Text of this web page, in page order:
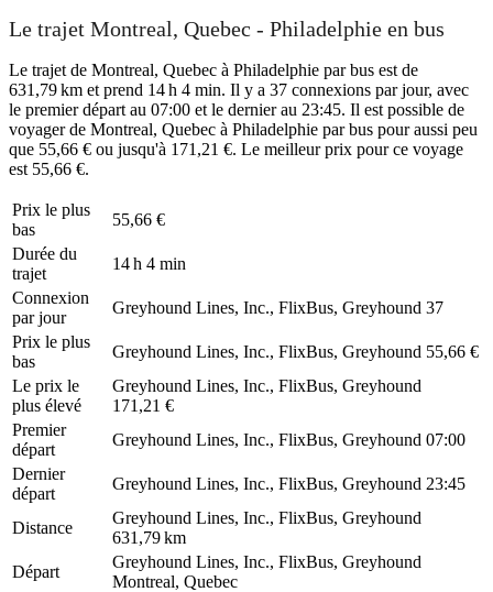
Le trajet Montreal, Quebec - Philadelphie en bus
Le trajet de Montreal, Quebec à Philadelphie par bus est de
631,79 km et prend 14 h 4 min. Il y a 37 connexions par jour, avec
le premier départ au 07:00 et le dernier au 23:45. Il est possible de
voyager de Montreal, Quebec à Philadelphie par bus pour aussi peu
que 55,66 € ou jusqu'à 171,21 €. Le meilleur prix pour ce voyage
est 55,66 €.
Prix ​​le plus
bas
55,66 €
Durée du
trajet
14 h 4 min
Connexion
par jour
Greyhound Lines, Inc., FlixBus, Greyhound 37
Prix ​​le plus
bas
Greyhound Lines, Inc., FlixBus, Greyhound 55,66 €
Le prix le
plus élevé
Greyhound Lines, Inc., FlixBus, Greyhound
171,21 €
Premier
départ
Greyhound Lines, Inc., FlixBus, Greyhound 07:00
Dernier
départ
Greyhound Lines, Inc., FlixBus, Greyhound 23:45
Distance
Greyhound Lines, Inc., FlixBus, Greyhound
631,79 km
Départ
Greyhound Lines, Inc., FlixBus, Greyhound
Montreal, Quebec